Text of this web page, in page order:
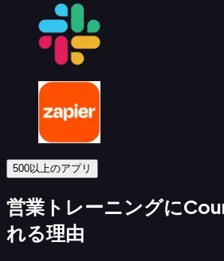
500以上のアプリ
営業トレーニングに
れる理由